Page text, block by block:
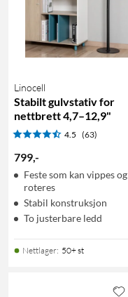
Linocell
Stabilt gulvstativ for
nettbrett 4,7–12,9"
4.5 (63)
799,-
Feste som kan vippes og
roteres
Stabil konstruksjon
To justerbare ledd
Nettlager: 50+ st